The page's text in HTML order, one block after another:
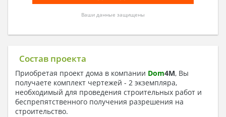
Ваши данные защищены
Состав проекта
Приобретая проект дома в компании Dom4M, Вы
получаете комплект чертежей - 2 экземпляра,
необходимый для проведения строительных работ и
беспрепятственного получения разрешения на
строительство.